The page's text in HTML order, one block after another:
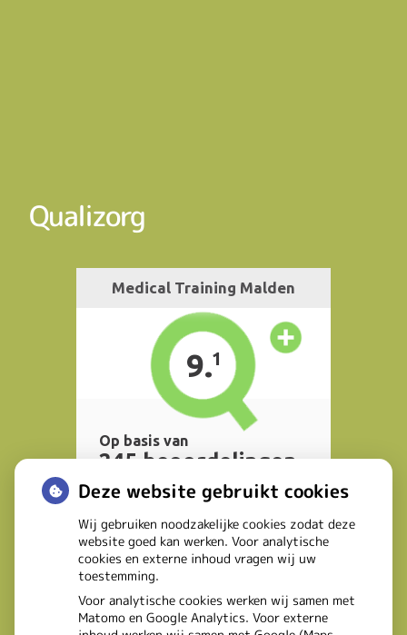
Qualizorg
Deze website gebruikt cookies
Wij gebruiken noodzakelijke cookies zodat deze
website goed kan werken. Voor analytische
cookies en externe inhoud vragen wij uw
toestemming.
Voor analytische cookies werken wij samen met
Matomo en Google Analytics. Voor externe